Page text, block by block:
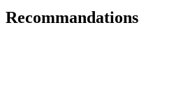
Recommandations